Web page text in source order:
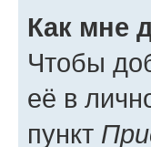
Как мне
Чтобы
её в
пункт